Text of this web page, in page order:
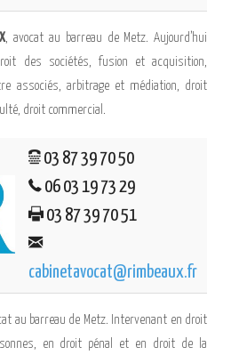
, avocat au barreau de Metz. Aujourd’hui
des sociétés, fusion et acquisition,
associés, arbitrage et médiation, droit
droit commercial.
03 87 39 70 50
06 03 19 73 29
03 87 39 70 51
cabinetavocat@rimbeaux.fr
au barreau de Metz. Intervenant en droit
en droit pénal et en droit de la